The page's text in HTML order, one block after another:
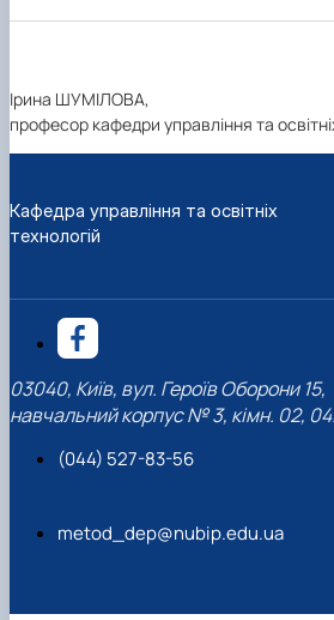
Ірина ШУМІЛОВА,
професор кафедри управління та
Кафедра управління та освітніх
технологій
03040, Київ, вул. Героїв Оборони 15,
навчальний корпус № 3, кімн. 02, 04.
(044) 527-83-56
metod_dep@nubip.edu.ua